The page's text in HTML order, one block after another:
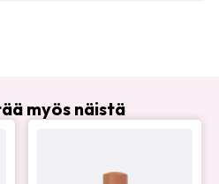
myös näistä